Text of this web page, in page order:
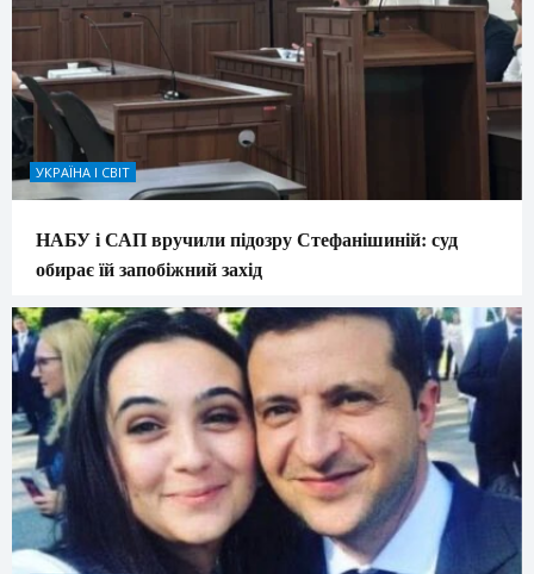
УКРАЇНА І СВІТ
НАБУ і САП вручили підозру Стефанішиній: суд
обирає їй запобіжний захід